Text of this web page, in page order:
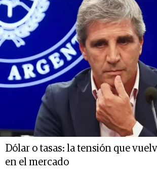
Dólar o tasas: la tensión que
en el mercado